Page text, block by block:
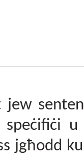
jew
speċifiċi
jgħodd